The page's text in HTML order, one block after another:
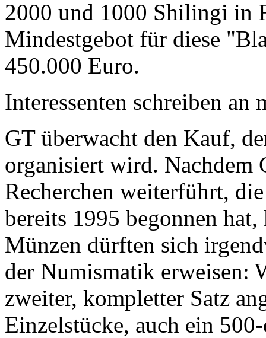
2000 und 1000 Shilingi in
Mindestgebot für diese
450.000 Euro.
Interessenten schreiben
GT überwacht den Kauf,
organisiert wird. Nachdem
Recherchen weiterführt,
bereits 1995 begonnen
Münzen dürften sich
der Numismatik erweisen:
zweiter, kompletter Satz
Einzelstücke, auch ein